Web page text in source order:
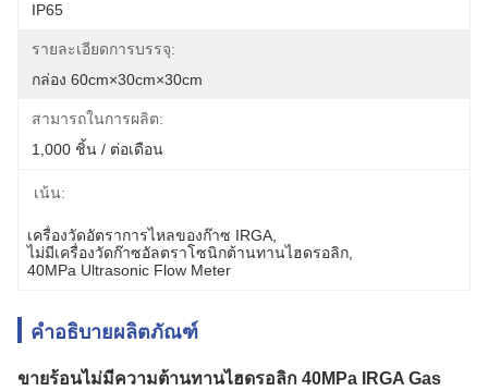
IP65
รายละเอียดการบรรจุ:
กล่อง 60cm×30cm×30cm
สามารถในการผลิต:
1,000 ชิ้น / ต่อเดือน
เน้น:
เครื่องวัดอัตราการไหลของก๊าซ IRGA
ไม่มีเครื่องวัดก๊าซอัลตราโซนิกต้านทานไฮดรอลิก
40MPa Ultrasonic Flow Meter
คำอธิบายผลิตภัณฑ์
ขายร้อนไม่มีความต้านทานไฮดรอลิก 40MPa IRGA Gas